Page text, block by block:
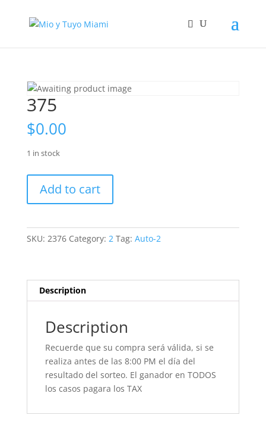
375
$0.00
1 in stock
quantity
Add to cart
SKU: 2376 Category: 2 Tag: Auto-2
Description
Description
Recuerde que su compra será válida, si se
realiza antes de las 8:00 PM el día del
resultado del sorteo. El ganador en TODOS
los casos pagara los TAX